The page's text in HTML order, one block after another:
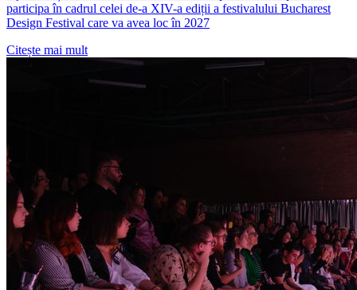
participa în cadrul celei de-a XIV-a ediții a festivalului Bucharest
Design Festival care va avea loc în 2027
Citește mai mult